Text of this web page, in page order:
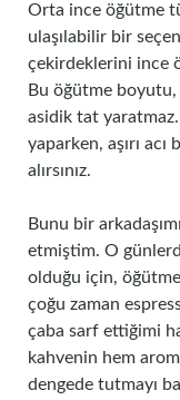
Orta ince öğütme
ulaşılabilir bir
çekirdeklerini ince
Bu öğütme boyutu,
asidik tat
yaparken, aşırı
alırsınız.
Bunu bir
etmiştim. O
olduğu için,
çoğu zaman
çaba sarf ettiğimi
kahvenin hem
dengede tutmayı